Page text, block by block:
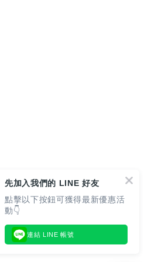
先加入我們的 LINE 好友
點擊以下按鈕可獲得最新優惠活
動👇
連結 LINE 帳號